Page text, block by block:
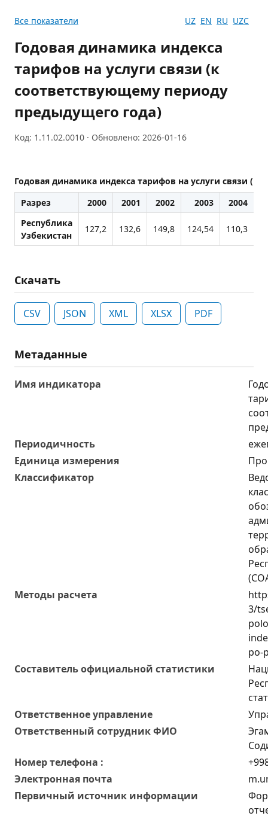
Все показатели UZ EN RU UZC
Годовая динамика индекса
тарифов на услуги связи (к
соответствующему периоду
предыдущего года)
Код: 1.11.02.0010 · Обновлено: 2026-01-16
Годовая динамика индекса тарифов на услуги связи
Разрез
2000 2001 2002 2003 2004
Республика
Узбекистан
127,2 132,6 149,8 124,54 110,3
Скачать
CSV JSON XML XLSX PDF
Метаданные
Имя индикатора
Периодичность
Единица измерения
Классификатор
Методы расчета
3/
po-
Составитель официальной статистики
Ответственное управление
Oтветственный сотрудник ФИО
Номер телефона :
Электронная почта
Первичный источник информации